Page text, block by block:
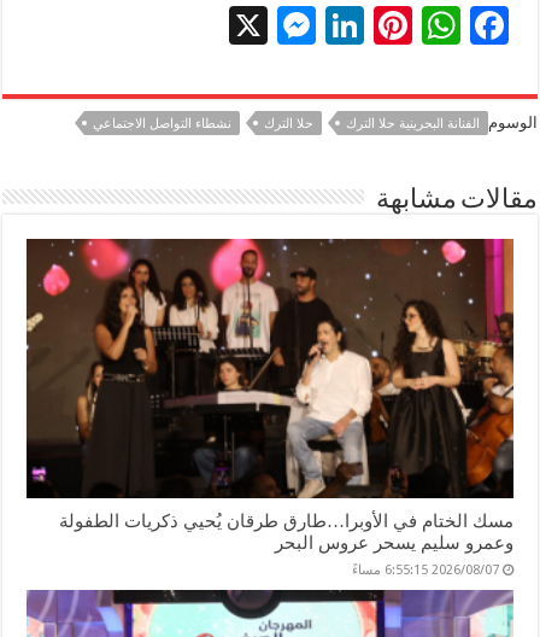
F
e
b
o
k
W
at
sA
p
p
Pi
er
es
t
Li
k
e
dI
n
M
se
n
g
er
الوسوم الفنانة البحرينية حلا الترك حلا الترك نشطاء التواصل الاجتماعي
مقالات مشابهة
مسك الختام في الأوبرا…طارق طرقان يُحيي ذكريات الطفولة
وعمرو سليم يسحر عروس البحر
2026/08/07 6:55:15 مساءً